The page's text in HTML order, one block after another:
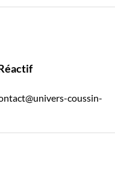
coussin-